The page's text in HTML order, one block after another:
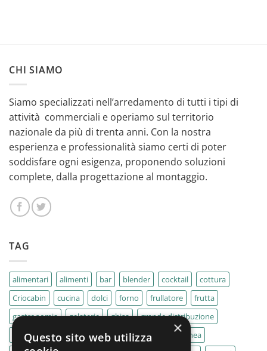
CHI SIAMO
Siamo specializzati nell’arredamento di tutti i tipi di
attività commerciali e operiamo sul territorio
nazionale da più di trenta anni. Con la nostra
esperienza e professionalità siamo certi di poter
soddisfare ogni esigenza, proponendo soluzioni
complete, dalla progettazione al montaggio.
TAG
alimentari alimenti bar blender cocktail
cottura
Criocabin
cucina dolci forno frullatore
frutta
gastronomia
gelaterie ghisa
grande distribuzione
IMPASTATRICE
impastatrici kebab
La Felsinea
×
Questo sito web utilizza